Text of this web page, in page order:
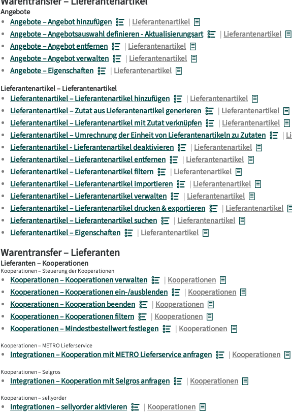
Angebote
Angebote – Angebot hinzufügen
| Lieferantenartikel
Angebote – Angebotsauswahl definieren - Aktualisierungsart
| Lieferantenartikel
Angebote – Angebot entfernen
| Lieferantenartikel
Angebote – Angebot verwalten
| Lieferantenartikel
Angebote – Eigenschaften
| Lieferantenartikel
Lieferantenartikel – Lieferantenartikel
Lieferantenartikel – Lieferantenartikel hinzufügen
|Lieferantenartikel
Lieferantenartikel – Zutat aus Lieferantenartikel generieren
|Lieferantenartikel
Lieferantenartikel – Lieferantenartikel mit Zutat verknüpfen
|Lieferantenartikel
Lieferantenartikel – Umrechnung der Einheit von Lieferantenartikeln zu Zutaten
|
Lieferantenartikel - Lieferantenartikel deaktivieren
|Lieferantenartikel
Lieferantenartikel – Lieferantenartikel entfernen
|Lieferantenartikel
Lieferantenartikel – Lieferantenartikel filtern
|Lieferantenartikel
Lieferantenartikel – Lieferantenartikel importieren
|Lieferantenartikel
Lieferantenartikel – Lieferantenartikel verwalten
|Lieferantenartikel
Lieferantenartikel – Lieferantenartikel drucken & exportieren
|Lieferantenartikel
Lieferantenartikel – Lieferantenartikel suchen
|Lieferantenartikel
Lieferantenartikel – Eigenschaften
|Lieferantenartikel
Warentransfer – Lieferanten
Lieferanten – Kooperationen
Kooperationen – Steuerung der Kooperationen
Kooperationen – Kooperationen verwalten | Kooperationen
Kooperationen – Kooperationen ein-/ausblenden
| Kooperationen
Kooperationen – Kooperation beenden
| Kooperationen
Kooperationen – Kooperationen filtern
| Kooperationen
Kooperationen – Mindestbestellwert festlegen
| Kooperationen
Kooperationen – METRO Lieferservice
Integrationen – Kooperation mit METRO Lieferservice anfragen |Kooperationen
Kooperationen – Selgros
Integrationen – Kooperation mit Selgros anfragen | Kooperationen
Kooperationen – sellyorder
Integrationen – sellyorder aktivieren | Kooperationen